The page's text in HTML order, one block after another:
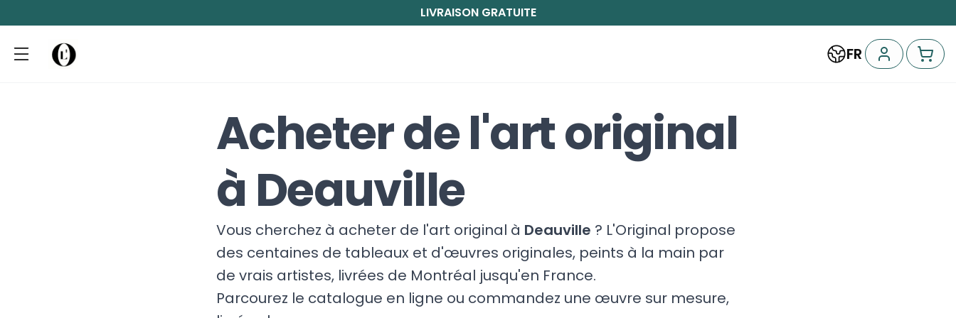
LIVRAISON GRATUITE
FR
Acheter de l'art original
à Deauville
Vous cherchez à acheter de l'art original à Deauville ? L'Original propose
des centaines de tableaux et d'œuvres originales, peints à la main par
de vrais artistes, livrées de Montréal jusqu'en France.
Parcourez le catalogue en ligne ou commandez une œuvre sur mesure,